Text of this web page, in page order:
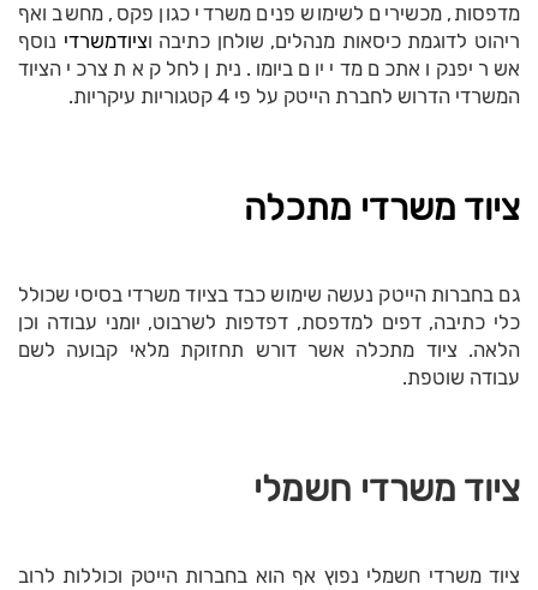
מדפסות, מכשירים לשימוש פנים משרדי כגון פקס, מחשב ואף
ריהוט לדוגמת כיסאות מנהלים, שולחן כתיבה וציודמשרדי נוסף
אשר יפנקו אתכם מדי יום ביומו. ניתן לחלק את צרכי הציוד
המשרדי הדרוש לחברת הייטק על פי 4 קטגוריות עיקריות.
ציוד משרדי מתכלה
גם בחברות הייטק נעשה שימוש כבד בציוד משרדי בסיסי שכולל
כלי כתיבה, דפים למדפסת, דפדפות לשרבוט, יומני עבודה וכן
הלאה. ציוד מתכלה אשר דורש תחזוקת מלאי קבועה לשם
עבודה שוטפת.
ציוד משרדי חשמלי
ציוד משרדי חשמלי נפוץ אף הוא בחברות הייטק וכוללות לרוב